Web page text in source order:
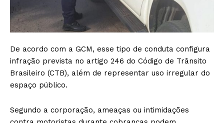
De acordo com a GCM, esse tipo de conduta configura
infração prevista no artigo 246 do Código de Trânsito
Brasileiro (CTB), além de representar uso irregular do
espaço público.
Segundo a corporação, ameaças ou intimidações